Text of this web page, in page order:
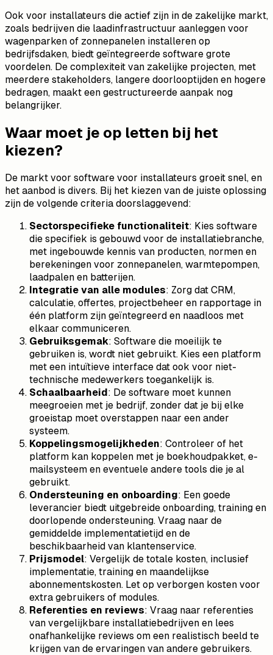
Ook voor installateurs die actief zijn in de zakelijke markt,
zoals bedrijven die laadinfrastructuur aanleggen voor
wagenparken of zonnepanelen installeren op
bedrijfsdaken, biedt geïntegreerde software grote
voordelen. De complexiteit van zakelijke projecten, met
meerdere stakeholders, langere doorlooptijden en hogere
bedragen, maakt een gestructureerde aanpak nog
belangrijker.
Waar moet je op letten bij het
kiezen?
De markt voor software voor installateurs groeit snel, en
het aanbod is divers. Bij het kiezen van de juiste oplossing
zijn de volgende criteria doorslaggevend:
Sectorspecifieke functionaliteit: Kies software
die specifiek is gebouwd voor de installatiebranche,
met ingebouwde kennis van producten, normen en
berekeningen voor zonnepanelen, warmtepompen,
laadpalen en batterijen.
Integratie van alle modules: Zorg dat CRM,
calculatie, offertes, projectbeheer en rapportage in
één platform zijn geïntegreerd en naadloos met
elkaar communiceren.
Gebruiksgemak: Software die moeilijk te
gebruiken is, wordt niet gebruikt. Kies een platform
met een intuïtieve interface dat ook voor niet-
technische medewerkers toegankelijk is.
Schaalbaarheid: De software moet kunnen
meegroeien met je bedrijf, zonder dat je bij elke
groeistap moet overstappen naar een ander
systeem.
Koppelingsmogelijkheden: Controleer of het
platform kan koppelen met je boekhoudpakket, e-
mailsysteem en eventuele andere tools die je al
gebruikt.
Ondersteuning en onboarding: Een goede
leverancier biedt uitgebreide onboarding, training en
doorlopende ondersteuning. Vraag naar de
gemiddelde implementatietijd en de
beschikbaarheid van klantenservice.
Prijsmodel: Vergelijk de totale kosten, inclusief
implementatie, training en maandelijkse
abonnementskosten. Let op verborgen kosten voor
extra gebruikers of modules.
Referenties en reviews: Vraag naar referenties
van vergelijkbare installatiebedrijven en lees
onafhankelijke reviews om een realistisch beeld te
krijgen van de ervaringen van andere gebruikers.